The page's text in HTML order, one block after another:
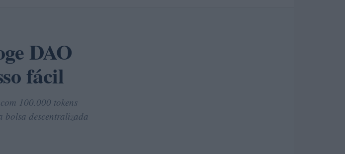
DAO
fácil
100.000 tokens
bolsa descentralizada